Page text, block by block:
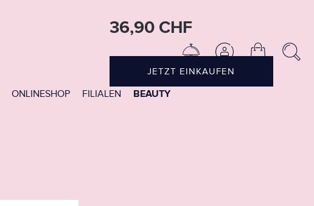
ONLINESHOP FILIALEN BEAUTY
36,90 CHF
JETZT EINKAUFEN